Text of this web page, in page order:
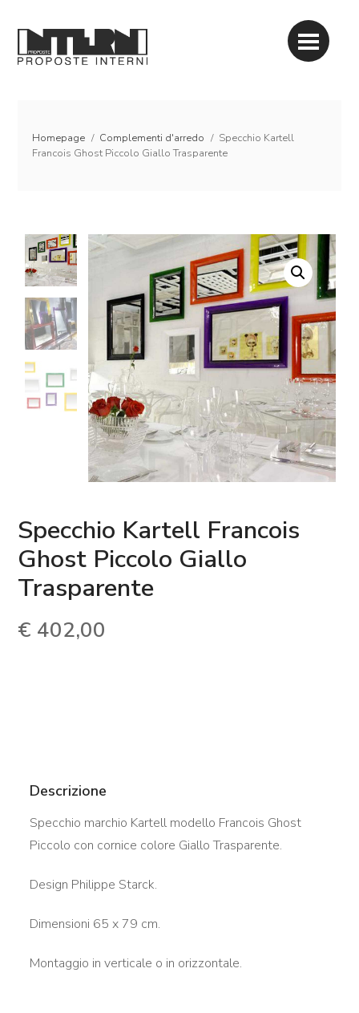
Homepage / Complementi d'arredo / Specchio Kartell
Francois Ghost Piccolo Giallo Trasparente
Specchio Kartell Francois
Ghost Piccolo Giallo
Trasparente
€ 402,00
Descrizione
Specchio marchio Kartell modello Francois Ghost
Piccolo con cornice colore Giallo Trasparente.
Design Philippe Starck.
Dimensioni 65 x 79 cm.
Montaggio in verticale o in orizzontale.